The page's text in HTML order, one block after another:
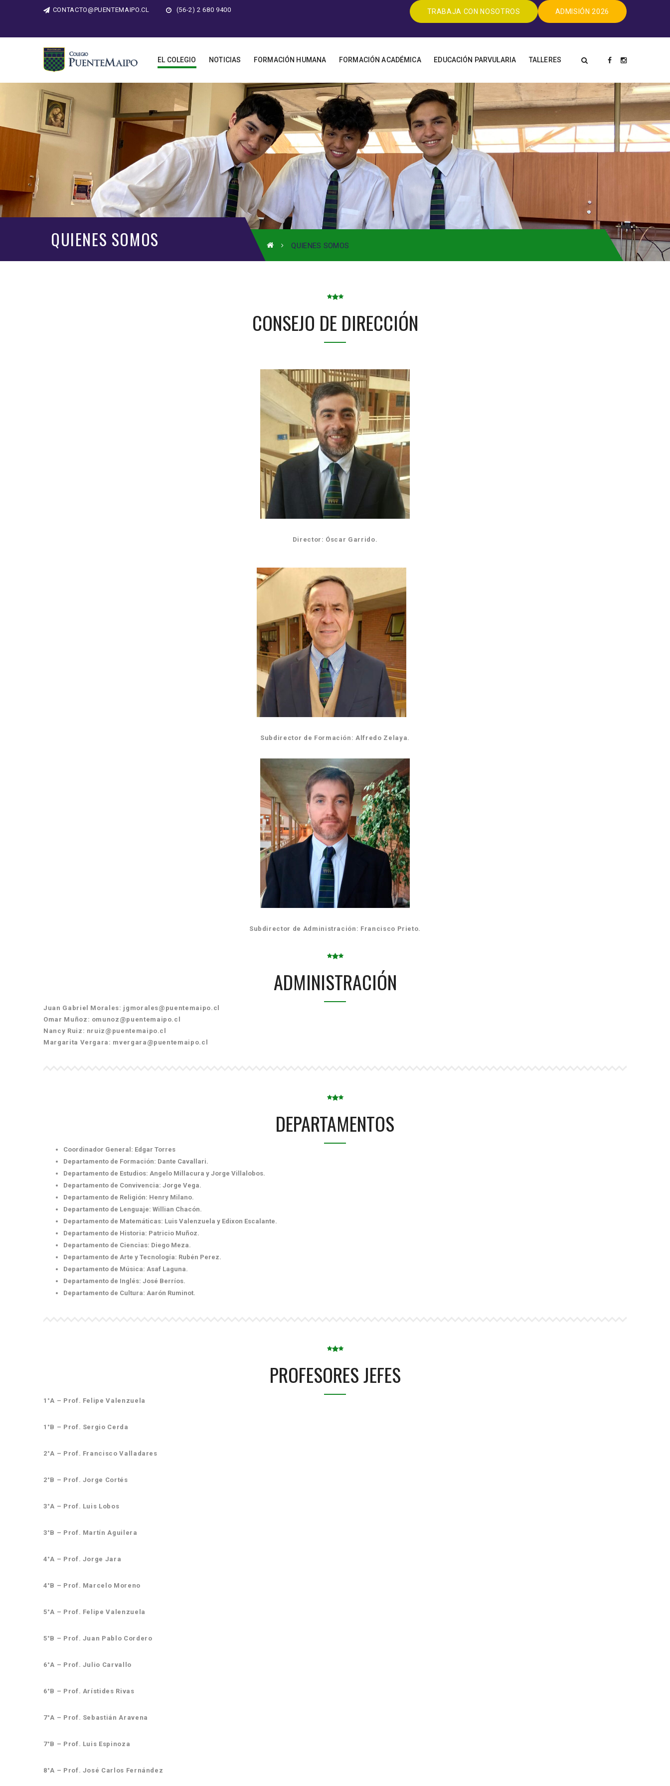
CONTACTO@PUENTEMAIPO.CL (56-2) 2 680 9400 TRABAJA CON NOSOTROS ADMISIÓN 2026
EL COLEGIO NOTICIAS FORMACIÓN HUMANA FORMACIÓN ACADÉMICA EDUCACIÓN PARVULARIA TALLERES
QUIENES SOMOS QUIENES SOMOS
CONSEJO DE DIRECCIÓN
Director: Óscar Garrido.
Subdirector de Formación: Alfredo Zelaya.
Subdirector de Administración: Francisco Prieto.
ADMINISTRACIÓN
Juan Gabriel Morales: jgmorales@puentemaipo.cl
Omar Muñoz: omunoz@puentemaipo.cl
Nancy Ruiz: nruiz@puentemaipo.cl
Margarita Vergara: mvergara@puentemaipo.cl
DEPARTAMENTOS
Coordinador General: Edgar Torres
Departamento de Formación: Dante Cavallari.
Departamento de Estudios: Angelo Millacura y Jorge Villalobos.
Departamento de Convivencia: Jorge Vega.
Departamento de Religión: Henry Milano.
Departamento de Lenguaje: Willian Chacón.
Departamento de Matemáticas: Luis Valenzuela y Edixon Escalante.
Departamento de Historia: Patricio Muñoz.
Departamento de Ciencias: Diego Meza.
Departamento de Arte y Tecnología: Rubén Perez.
Departamento de Música: Asaf Laguna.
Departamento de Inglés: José Berríos.
Departamento de Cultura: Aarón Ruminot.
PROFESORES JEFES
1°A – Prof. Felipe Valenzuela
1°B – Prof. Sergio Cerda
2°A – Prof. Francisco Valladares
2°B – Prof. Jorge Cortés
3°A – Prof. Luis Lobos
3°B – Prof. Martín Aguilera
4°A – Prof. Jorge Jara
4°B – Prof. Marcelo Moreno
5°A – Prof. Felipe Valenzuela
5°B – Prof. Juan Pablo Cordero
6°A – Prof. Julio Carvallo
6°B – Prof. Arístides Rivas
7°A – Prof. Sebastián Aravena
7°B – Prof. Luis Espinoza
8°A – Prof. José Carlos Fernández